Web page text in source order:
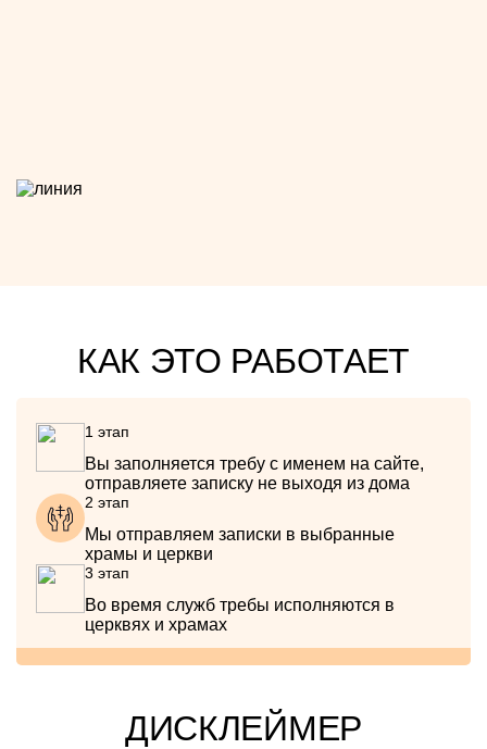
КАК ЭТО РАБОТАЕТ
1 этап
Вы заполняется требу с именем на сайте,
отправляете записку не выходя из дома
2 этап
Мы отправляем записки в выбранные
храмы и церкви
3 этап
Во время служб требы исполняются в
церквях и храмах
ДИСКЛЕЙМЕР